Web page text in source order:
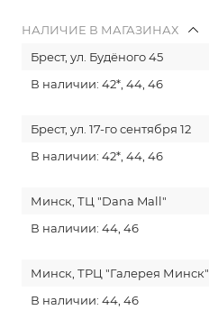
НАЛИЧИЕ В МАГАЗИНАХ
Брест, ул. Будёного 45
В наличии: 42*, 44, 46
Брест, ул. 17-го сентября 12
В наличии: 42*, 44, 46
Минск, ТЦ "Dana Mall"
В наличии: 44, 46
Минск, ТРЦ "Галерея Минск"
В наличии: 44, 46